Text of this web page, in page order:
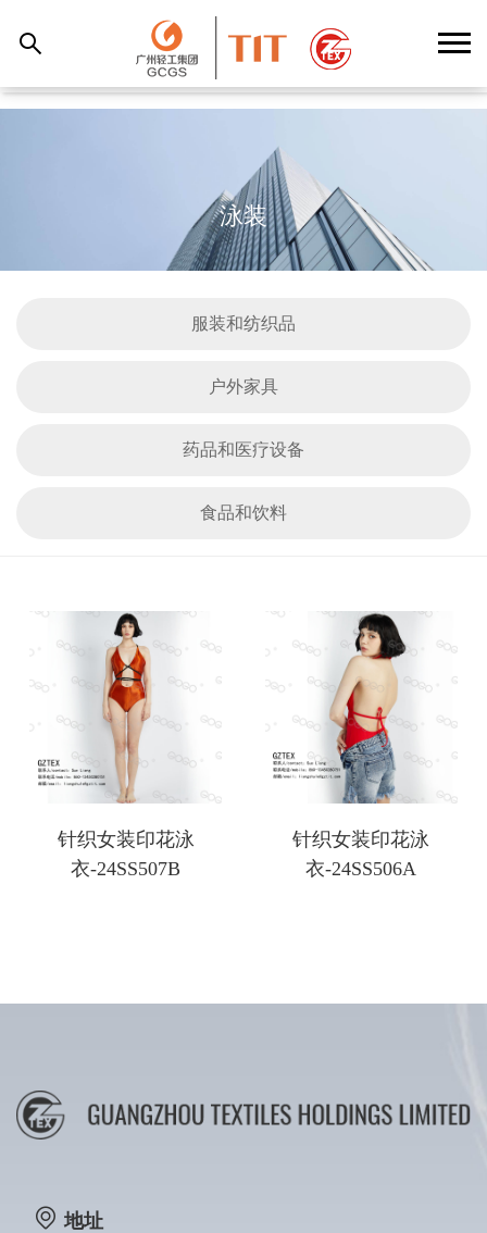
泳装
服装和纺织品
户外家具
药品和医疗设备
食品和饮料
针织女装印花泳
衣-24SS507B
针织女装印花泳
衣-24SS506A
地址